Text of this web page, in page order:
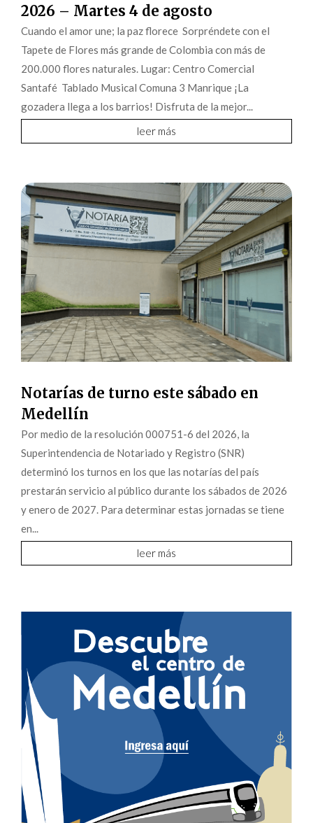
2026 – Martes 4 de agosto
Cuando el amor une; la paz florece Sorpréndete con el
Tapete de Flores más grande de Colombia con más de
200.000 flores naturales. Lugar: Centro Comercial
Santafé Tablado Musical Comuna 3 Manrique ¡La
gozadera llega a los barrios! Disfruta de la mejor...
leer más
Notarías de turno este sábado en
Medellín
Por medio de la resolución 000751-6 del 2026, la
Superintendencia de Notariado y Registro (SNR)
determinó los turnos en los que las notarías del país
prestarán servicio al público durante los sábados de 2026
y enero de 2027. Para determinar estas jornadas se tiene
en...
leer más